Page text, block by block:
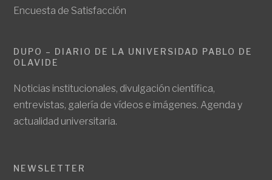
Encuesta de Satisfacción
DUPO – DIARIO DE LA UNIVERSIDAD PABLO DE
OLAVIDE
Noticias institucionales, divulgación científica,
entrevistas, galería de vídeos e imágenes. Agenda y
actualidad universitaria.
NEWSLETTER